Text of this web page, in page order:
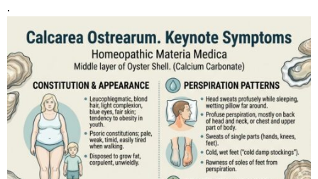
.